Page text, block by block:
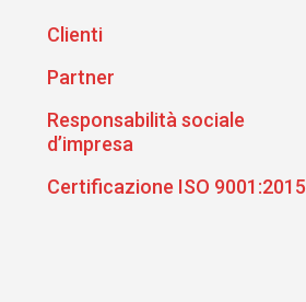
Clienti
Partner
Responsabilità sociale
d’impresa
Certificazione ISO 9001:2015